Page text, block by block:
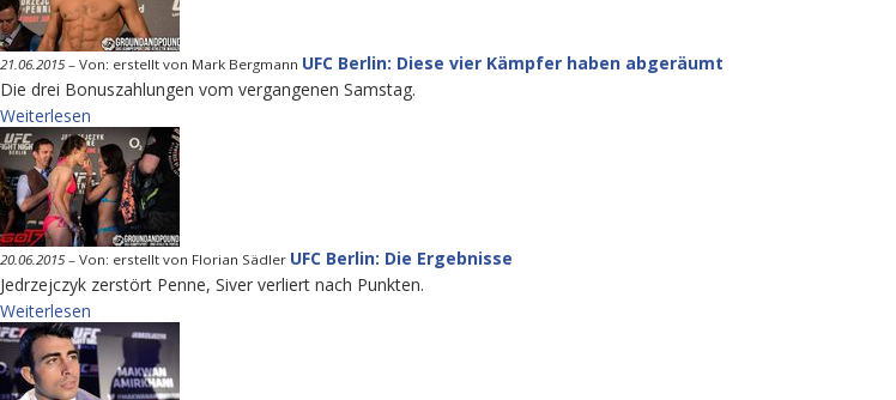
21.06.2015– Von: erstellt von Mark Bergmann UFC Berlin: Diese vier Kämpfer haben abgeräumt
Die drei Bonuszahlungen vom vergangenen Samstag.
Weiterlesen
20.06.2015– Von: erstellt von Florian Sädler UFC Berlin: Die Ergebnisse
Jedrzejczyk zerstört Penne, Siver verliert nach Punkten.
Weiterlesen